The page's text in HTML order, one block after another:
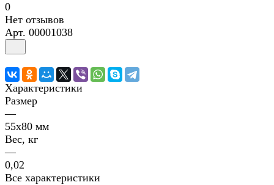
0
Нет отзывов
Арт. 00001038
Характеристики
Размер
—
55х80 мм
Вес, кг
—
0,02
Все характеристики